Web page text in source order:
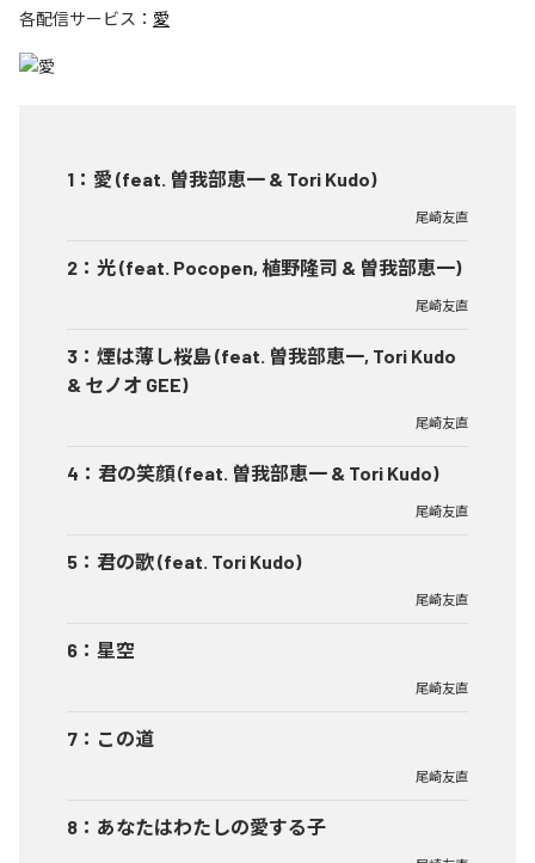
各配信サービス： 愛
1 ： 愛 (feat. 曽我部恵一 & Tori Kudo)
尾崎友直
2 ： 光 (feat. Pocopen, 植野隆司 & 曽我部恵一)
尾崎友直
3 ： 煙は薄し桜島 (feat. 曽我部恵一, Tori Kudo
& セノオ GEE)
尾崎友直
4 ： 君の笑顔 (feat. 曽我部恵一 & Tori Kudo)
尾崎友直
5 ： 君の歌 (feat. Tori Kudo)
尾崎友直
6 ： 星空
尾崎友直
7 ： この道
尾崎友直
8 ： あなたはわたしの愛する子